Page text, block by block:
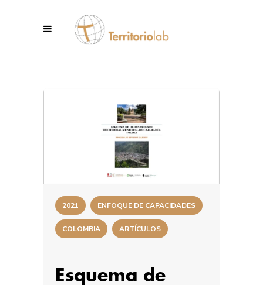
2021 ENFOQUE DE CAPACIDADES
COLOMBIA ARTÍCULOS
Esquema de